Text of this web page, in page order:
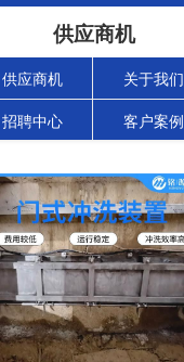
供应商机
供应商机 关于我们
招聘中心 客户案例